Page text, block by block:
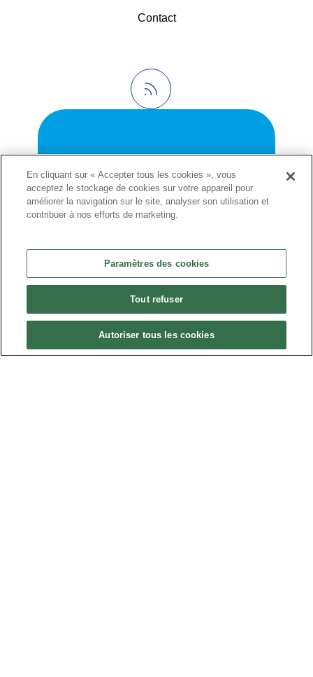
Contact
En cliquant sur « Accepter tous les cookies », vous
acceptez le stockage de cookies sur votre appareil pour
améliorer la navigation sur le site, analyser son utilisation et
contribuer à nos efforts de marketing.
Paramètres des cookies
Tout refuser
Autoriser tous les cookies